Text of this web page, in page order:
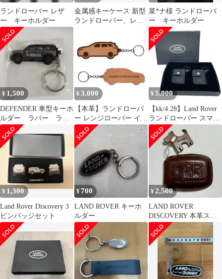
ランドローバー レザ
ー キーホルダー
金属感キーケース 新型
ランドローバー、レン
菜*ナ様 ランドローバ
ー キーホルダー
¥ 1,500
DEFENDER 車型キーホ
ルダー ラバー ラン
ドローバー SPARTAN
¥ 3,000
【本革】ランドローバ
ー レンジローバー イヴ
ォーク【LZ系】レザー
キーホルダー
¥ 5,000
【kk/4.28】Land Rover
ランドローバー スマー
トキーケース キーケー
ス キーカバー 箱付き
¥1,300
Land Rover Discovery 3
ピンバッジセット
¥700
LAND ROVER キーホ
ルダー
¥2,500
LAND ROVER
DISCOVERY 本革スマ
ートキーケース